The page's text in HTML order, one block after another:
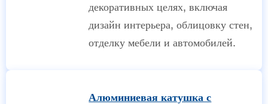
декоративных целях, включая
дизайн интерьера, облицовку стен,
отделку мебели и автомобилей.
Алюминиевая катушка с